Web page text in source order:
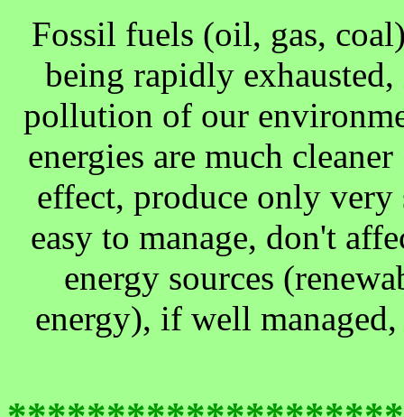
Fossil fuels (oil, gas,
being rapidly exhausted,
pollution of our
energies are much
effect, produce only very
easy to manage, don't
energy sources
energy), if well